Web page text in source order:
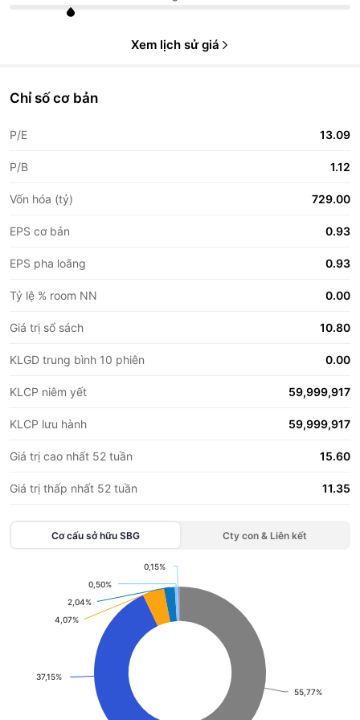
Xem lịch sử giá
Chỉ số cơ bản
P/E 13.09
P/B 1.12
Vốn hóa (tỷ) 729.00
EPS cơ bản 0.93
EPS pha loãng 0.93
Tỷ lệ % room NN 0.00
Giá trị sổ sách 10.80
KLGD trung bình 10 phiên 0.00
KLCP niêm yết 59,999,917
KLCP lưu hành 59,999,917
Giá trị cao nhất 52 tuần 15.60
Giá trị thấp nhất 52 tuần 11.35
Cơ cấu sở hữu SBG Cty con & Liên kết
Pie chart with 11 slices.
View as data table, Chart
55,77%
55,77%
37,15%
37,15%
4,07%
4,07%
2,04%
2,04%
0,50%
0,50%
0,15%
0,15%